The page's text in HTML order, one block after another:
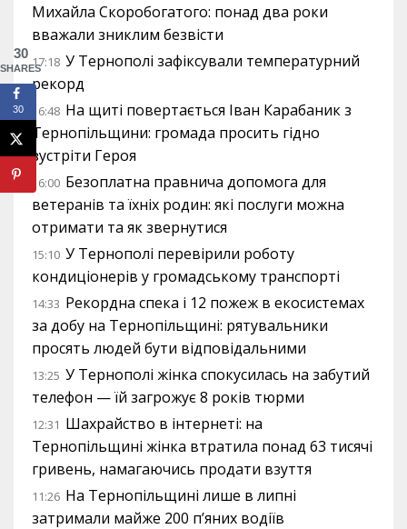
Михайла Скоробогатого: понад два роки
вважали зниклим безвісти
17:18 У Тернополі зафіксували температурний
рекорд
16:48 На щиті повертається Іван Карабаник з
Тернопільщини: громада просить гідно
зустріти Героя
16:00 Безоплатна правнича допомога для
ветеранів та їхніх родин: які послуги можна
отримати та як звернутися
15:10 У Тернополі перевірили роботу
кондиціонерів у громадському транспорті
14:33 Рекордна спека і 12 пожеж в екосистемах
за добу на Тернопільщині: рятувальники
просять людей бути відповідальними
13:25 У Тернополі жінка спокусилась на забутий
телефон — їй загрожує 8 років тюрми
12:31 Шахрайство в інтернеті: на
Тернопільщині жінка втратила понад 63 тисячі
гривень, намагаючись продати взуття
11:26 На Тернопільщині лише в липні
затримали майже 200 п’яних водіїв
30
SHARES
30